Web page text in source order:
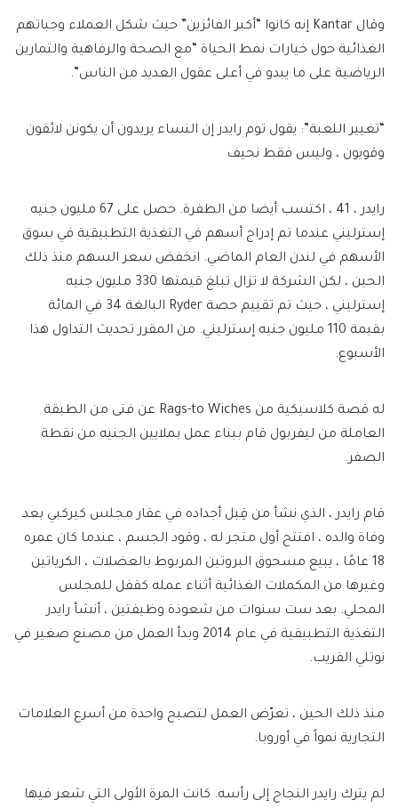
وقال Kantar إنه كانوا “أكبر الفائزين” حيث شكل العملاء وجباتهم
الغذائية حول خيارات نمط الحياة “مع الصحة والرفاهية والتمارين
الرياضية على ما يبدو في أعلى عقول العديد من الناس”.
“تغيير اللعبة”: يقول توم رايدر إن النساء يريدون أن يكونن لائقون
وقويون ، وليس فقط نحيف
رايدر ، 41 ، اكتسب أيضا من الطفرة. حصل على 67 مليون جنيه
إسترليني عندما تم إدراج أسهم في التغذية التطبيقية في سوق
الأسهم في لندن العام الماضي. انخفض سعر السهم منذ ذلك
الحين ، لكن الشركة لا تزال تبلغ قيمتها 330 مليون جنيه
إسترليني ، حيث تم تقييم حصة Ryder البالغة 34 في المائة
بقيمة 110 مليون جنيه إسترليني. من المقرر تحديث التداول هذا
الأسبوع.
له قصة كلاسيكية من Rags-to Wiches عن فتى من الطبقة
العاملة من ليفربول قام ببناء عمل بملايين الجنيه من نقطة
الصفر.
قام رايدر ، الذي نشأ من قِبل أجداده في عقار مجلس كيركبي بعد
وفاة والده ، افتتح أول متجر له ، وقود الجسم ، عندما كان عمره
18 عامًا ، يبيع مسحوق البروتين المربوط بالعضلات ، الكرياتين
وغيرها من المكملات الغذائية أثناء عمله كقفل للمجلس
المحلي. بعد ست سنوات من شعوذة وظيفتين ، أنشأ رايدر
التغذية التطبيقية في عام 2014 وبدأ العمل من مصنع صغير في
نوتلي القريب.
منذ ذلك الحين ، تعرّض العمل لتصبح واحدة من أسرع العلامات
التجارية نمواً في أوروبا.
لم يترك رايدر النجاح إلى رأسه. كانت المرة الأولى التي شعر فيها